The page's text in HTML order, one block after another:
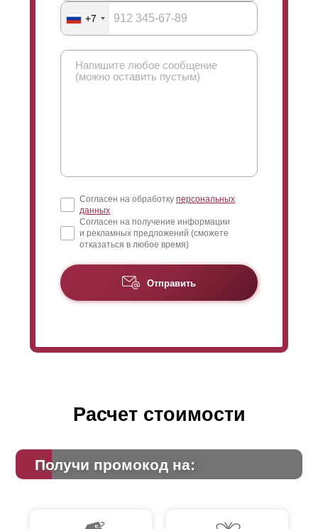
+7
Согласен на обработку персональных
данных
Согласен на получение информации
и рекламных предложений (сможете
отказаться в любое время)
Отправить
Расчет стоимости
Получи промокод на: